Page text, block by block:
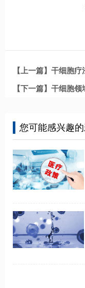
【上一篇】干细胞
【下一篇】干细胞
您可能感兴趣